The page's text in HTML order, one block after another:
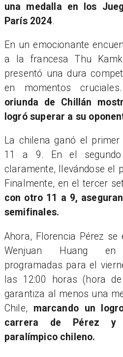
una medalla en los
París 2024.
En un emocionante
a la francesa Thu
presentó una dura
en momentos
oriunda de Chillán
logró superar a su
La chilena ganó el
11 a 9. En el segundo
claramente, llevándose el
Finalmente, en el tercer
con otro 11 a 9,
semifinales.
Ahora, Florencia Pérez
Wenjuan Huang
programadas para el
las 12:00 horas (hora
garantiza al menos una
Chile, marcando un
carrera de Pérez y
paralímpico chileno.